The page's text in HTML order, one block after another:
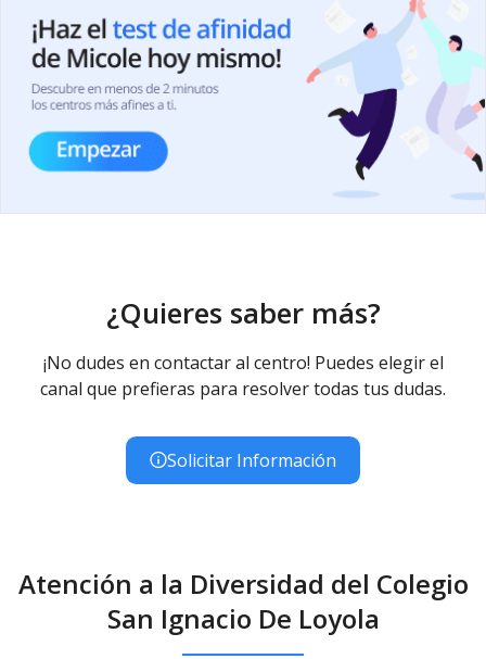
¿Quieres saber más?
¡No dudes en contactar al centro! Puedes elegir el
canal que prefieras para resolver todas tus dudas.
Solicitar Información
Atención a la Diversidad del Colegio
San Ignacio De Loyola